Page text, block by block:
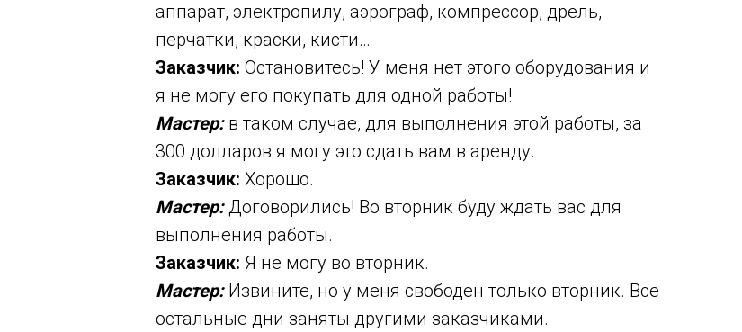
аппарат, электропилу, аэрограф, компрессор, дрель,
перчатки, краски, кисти…
Заказчик: Остановитесь! У меня нет этого оборудования и
я не могу его покупать для одной работы!
Мастер:в таком случае, для выполнения этой работы, за
300 долларов я могу это сдать вам в аренду.
Заказчик: Хорошо.
Мастер:Договорились! Во вторник буду ждать вас для
выполнения работы.
Заказчик: Я не могу во вторник.
Мастер: Извините, но у меня свободен только вторник. Все
остальные дни заняты другими заказчиками.